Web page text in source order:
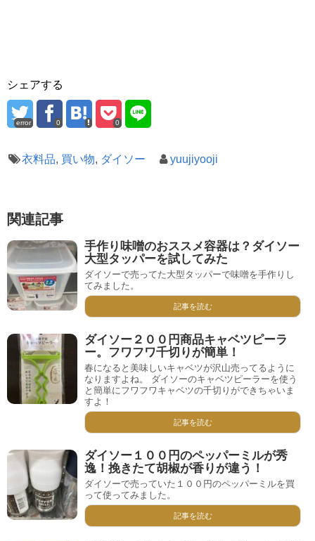
シェアする
error 0 0
衣料品, 買い物, ダイソー yuujiyooji
関連記事
手作り味噌のおススメ容器は？ダイソー
大型タッパーを試してみた
ダイソーで売ってた大型タッパーで味噌を手作りし
てみました。
記事を読む
ダイソー２００円商品キャベツピーラ
ー。フワフワ千切りが簡単！
春になると美味しいキャベツが沢山売ってるように
なりますよね。 ダイソーのキャベツピーラーを使う
と簡単にフワフワキャベツの千切りができちゃいま
すよ！
記事を読む
ダイソー１００円のペッパーミルが秀
逸！挽きたて胡椒が香りが違う！
ダイソーで売っていた１００円のペッパーミルを買
って使ってみました。
記事を読む